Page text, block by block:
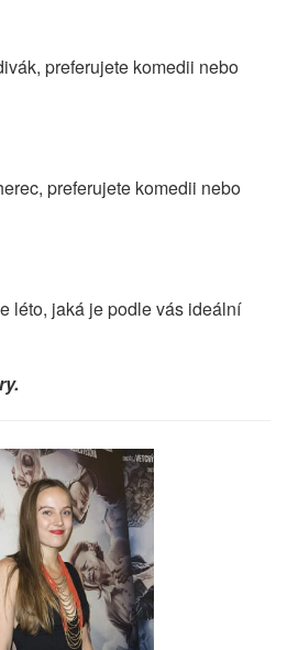
preferujete komedii nebo
preferujete komedii nebo
léto, jaká je podle vás ideální